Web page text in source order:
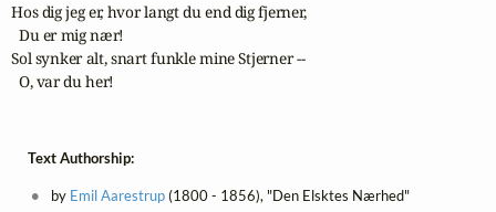
Hos dig jeg er, hvor langt du end dig fjerner,
  Du er mig nær!
Sol synker alt, snart funkle mine Stjerner --
  O, var du her!
Text Authorship:
by Emil Aarestrup(1800 - 1856), "Den Elsktes Nærhed"